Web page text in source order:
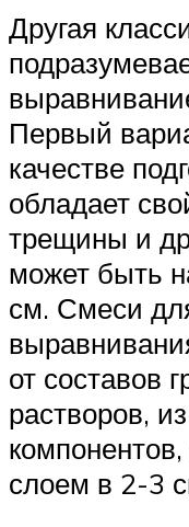
Другая
Первый
качестве
обладает
трещины и
может быть
см. Смеси
от составов
растворов,
слоем в 2-3